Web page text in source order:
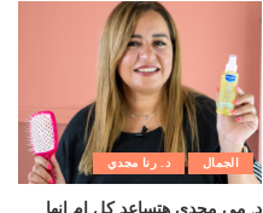
الجمال د. رنا مجدي
د. مي مجدى هتساعد كل ام انها